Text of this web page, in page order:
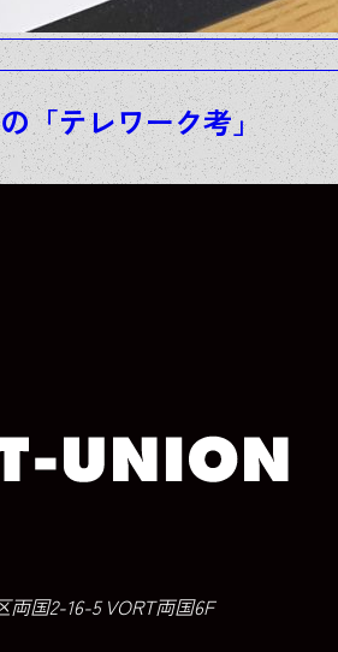
「テレワーク考」
両国2-16-5 VORT両国6F